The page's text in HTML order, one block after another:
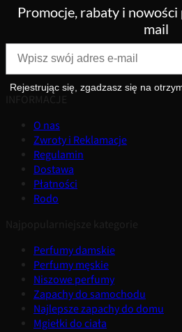
Promocje, rabaty i
mail
Rejestrując się, zgadzasz się na
INFORMACJE
O nas
Zwroty i Reklamacje
Regulamin
Dostawa
Płatności
Rodo
Najpopularniejsze kategorie
Perfumy damskie
Perfumy męskie
Niszowe perfumy
Zapachy do samochodu
Najlepsze zapachy do domu
Mgiełki do ciała